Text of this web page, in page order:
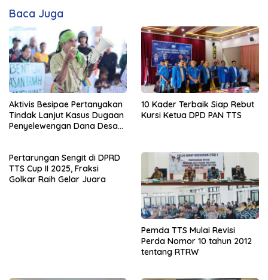
Baca Juga
Aktivis Besipae Pertanyakan
Tindak Lanjut Kasus Dugaan
Penyelewengan Dana Desa
10 Kader Terbaik Siap Rebut
Kursi Ketua DPD PAN TTS
Pertarungan Sengit di DPRD
TTS Cup II 2025, Fraksi
Golkar Raih Gelar Juara
Pemda TTS Mulai Revisi
Perda Nomor 10 tahun 2012
tentang RTRW